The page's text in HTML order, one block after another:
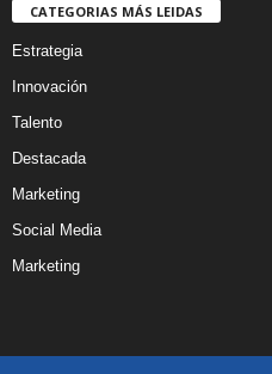
CATEGORIAS MÁS LEIDAS
Estrategia
Innovación
Talento
Destacada
Marketing
Social Media
Marketing